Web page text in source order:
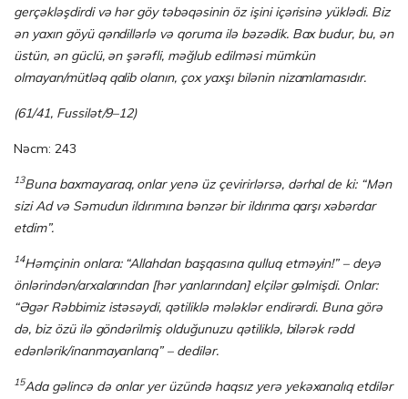
gerçəkləşdirdi və hər göy təbəqəsinin öz işini içərisinə yüklədi. Biz
ən yaxın göyü qəndillərlə və qoruma ilə bəzədik. Bax budur, bu, ən
üstün, ən güclü, ən şərəfli, məğlub edilməsi mümkün
olmayan/mütləq qalib olanın, çox yaxşı bilənin nizamlamasıdır.
(61/41, Fussilət/9–12)
Nəcm: 243
13Buna baxmayaraq, onlar yenə üz çevirirlərsə, dərhal de ki: “Mən
sizi Ad və Səmudun ildırımına bənzər bir ildırıma qarşı xəbərdar
etdim”.
14Həmçinin onlara: “Allahdan başqasına qulluq etməyin!” – deyə
önlərindən/arxalarından [hər yanlarından] elçilər gəlmişdi. Onlar:
“Əgər Rəbbimiz istəsəydi, qətiliklə mə­lək­lər endirərdi. Buna görə
də, biz özü ilə göndərilmiş olduğunuzu qəti­liklə, bi­lə­rək rədd
edənlərik/inanmayan­la­rıq” – dedilər.
15Ada gəlincə də onlar yer üzündə haqsız yerə yekəxanalıq etdilər